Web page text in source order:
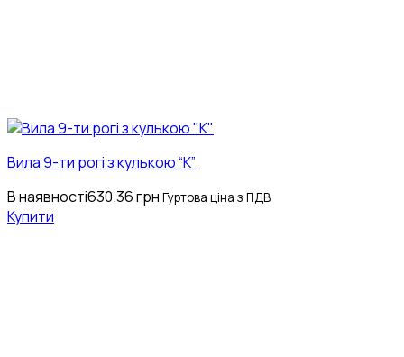
Вила 9-ти рогі з кулькою “К”
В наявності630.36грн Гуртова ціна з ПДВ
Купити